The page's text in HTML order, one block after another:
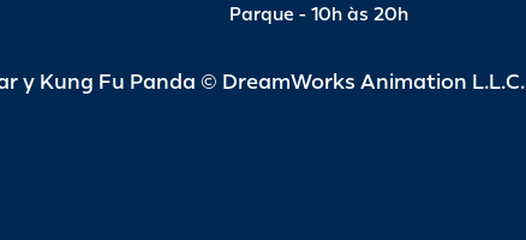
Parque - 10h às 20h
y Kung Fu Panda © DreamWorks Animation L.L.C.